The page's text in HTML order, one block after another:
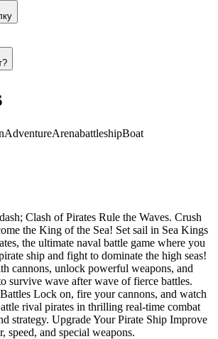
AdventureArenabattleshipBoat
Clash of Pirates Rule the Waves. Crush
the King of the Sea! Set sail in Sea Kings
the ultimate naval battle game where you
ship and fight to dominate the high seas!
cannons, unlock powerful weapons, and
survive wave after wave of fierce battles.
Lock on, fire your cannons, and watch
rival pirates in thrilling real-time combat
strategy. Upgrade Your Pirate Ship Improve
speed, and special weapons.